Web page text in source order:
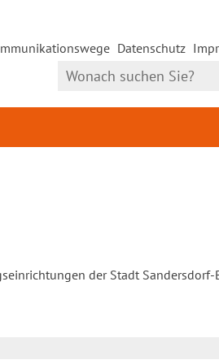
Datenschutz
der Stadt Sandersdorf-